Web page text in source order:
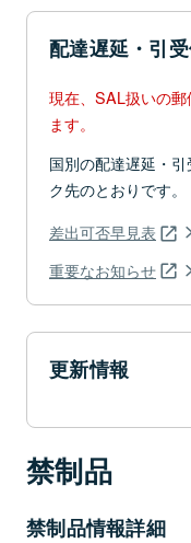
配達遅延・引
現在、SAL扱いの
ます。
国別の配達遅延・
ク先のとおりです。
差出可否早見表
重要なお知らせ
更新情報
禁制品
禁制品情報詳細